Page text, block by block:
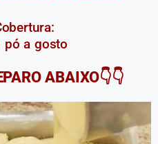
pó a gosto
ABAIXO👇👇